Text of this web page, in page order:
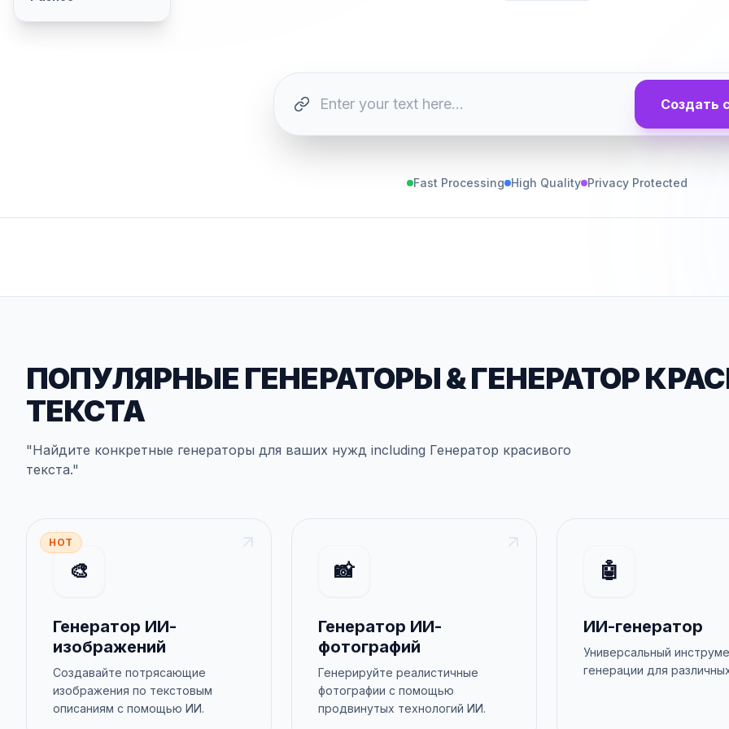
Создать
Fast Processing High Quality Privacy Protected
ПОПУЛЯРНЫЕ ГЕНЕРАТОРЫ&ГЕНЕРАТОР
ТЕКСТА
"Найдите конкретные генераторы для ваших нужд including Генератор красивогo
текста."
HOT
🎨
Генератор ИИ-
изображений
Создавайте потрясающие
изображения по текстовым
описаниям с помощью ИИ.
📸
Генератор ИИ-
фотографий
Генерируйте реалистичные
фотографии с помощью
продвинутых технологий ИИ.
🤖
ИИ-генератор
Универсальный
генерации для